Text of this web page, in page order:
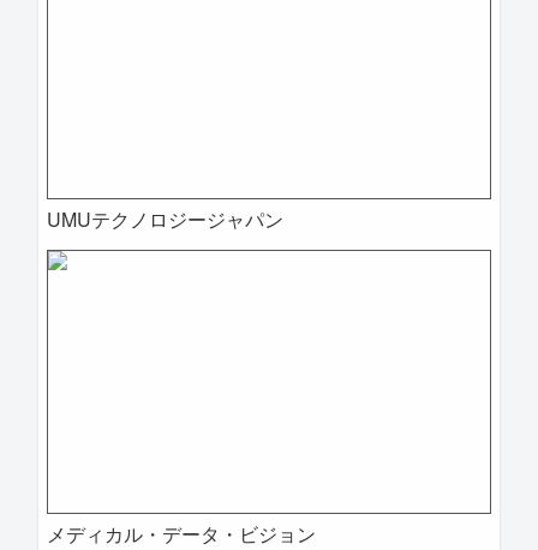
UMUテクノロジージャパン
メディカル・データ・ビジョン